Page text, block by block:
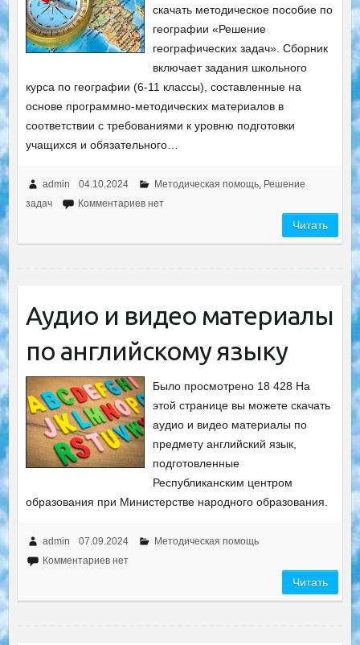
скачать методическое пособие по
географии «Решение
географических задач». Сборник
включает задания школьного
курса по географии (6-11 классы), составленные на
основе программно-методических материалов в
соответствии с требованиями к уровню подготовки
учащихся и обязательного…
admin 04.10.2024 Методическая помощь, Решение
задач
Комментариев нет
Читать
Аудио и видео материалы
по английскому языку
Было просмотрено 18 428 На
этой странице вы можете скачать
аудио и видео материалы по
предмету английский язык,
подготовленные
Республиканским центром
образования при Министерстве народного образования.
admin 07.09.2024
Методическая помощь
Комментариев нет
Читать